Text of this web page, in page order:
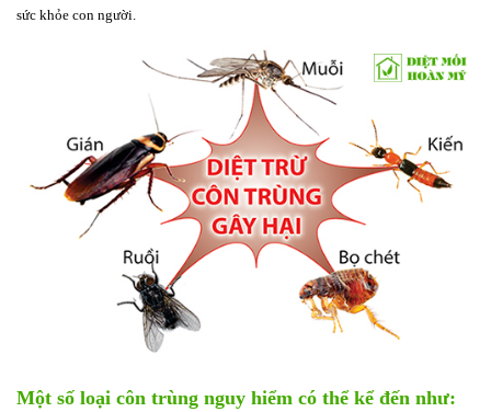
sức khỏe con người.
Một số loại côn trùng nguy hiểm có thể kể đến như: